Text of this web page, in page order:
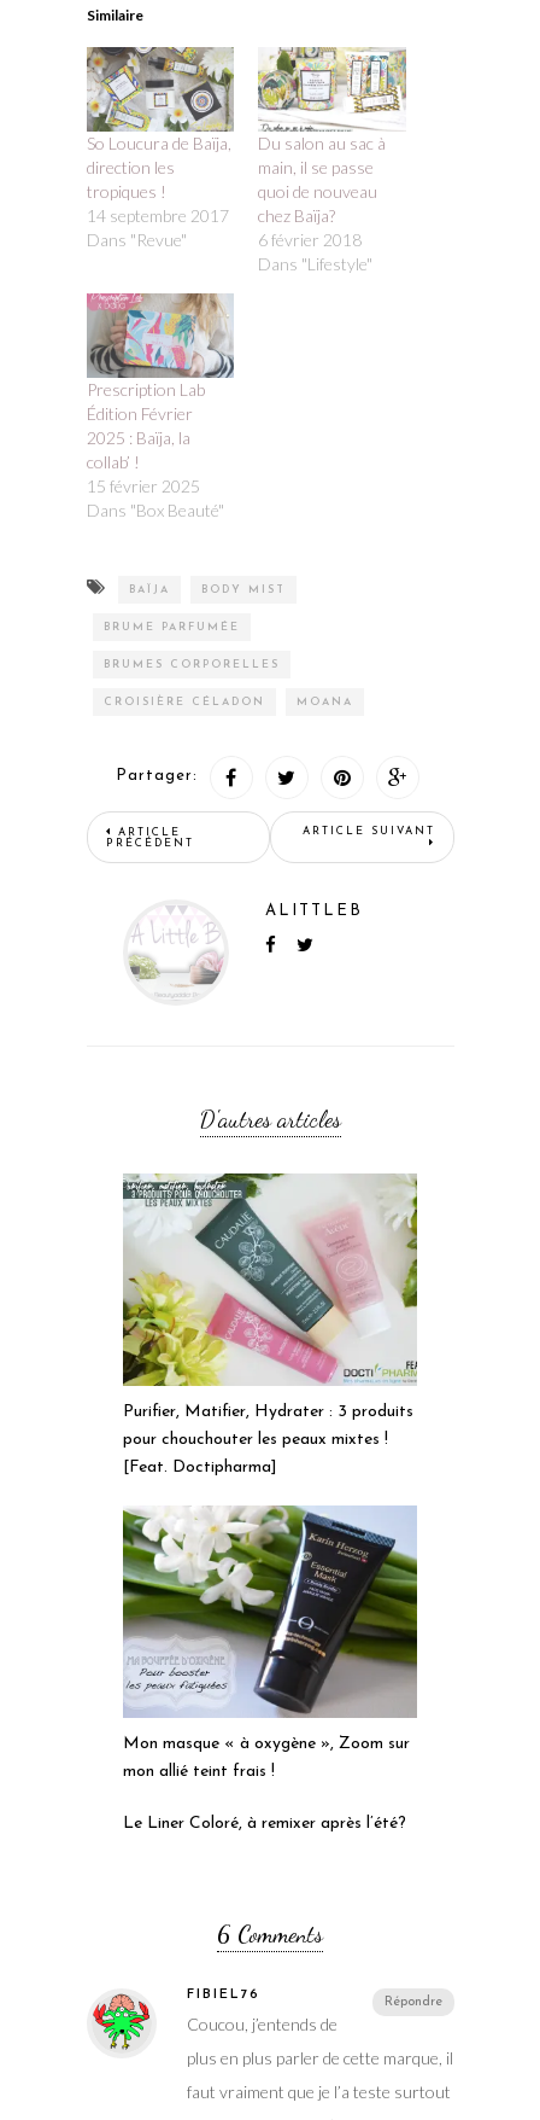
Similaire
So Loucura de Baïja,
direction les
tropiques !
14 septembre 2017
Dans "Revue"
Du salon au sac à
main, il se passe
quoi de nouveau
chez Baïja?
6 février 2018
Dans "Lifestyle"
Prescription Lab
Édition Février
2025 : Baïja, la
collab’ !
15 février 2025
Dans "Box Beauté"
BAÏJA BODY MIST
BRUME PARFUMÉE
BRUMES CORPORELLES
CROISIÈRE CÉLADON MOANA
Partager:
ARTICLE
PRÉCÉDENT
ARTICLE SUIVANT
ALITTLEB
D'autres articles
Purifier, Matifier, Hydrater : 3 produits
pour chouchouter les peaux mixtes !
[Feat. Doctipharma]
Mon masque « à oxygène », Zoom sur
mon allié teint frais !
Le Liner Coloré, à remixer après l’été?
6 Comments
Répondre
FIBIEL76
Coucou, j’entends de
plus en plus parler de cette marque, il
faut vraiment que je l’a teste surtout